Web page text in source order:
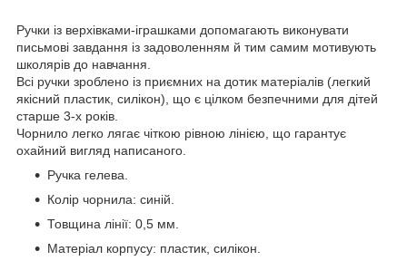
Ручки із верхівками-іграшками допомагають виконувати
письмові завдання із задоволенням й тим самим мотивують
школярів до навчання.
Всі ручки зроблено із приємних на дотик матеріалів (легкий
якісний пластик, силікон), що є цілком безпечними для дітей
старше 3-х років.
Чорнило легко лягає чіткою рівною лінією, що гарантує
охайний вигляд написаного.
Ручка гелева.
Колір чорнила: синій.
Товщина лінії: 0,5 мм.
Матеріал корпусу: пластик, силікон.